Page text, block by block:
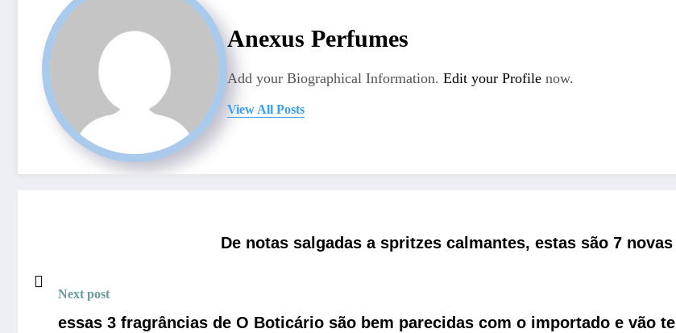
Anexus Perfumes
Add your Biographical Information. Edit your Profile now.
View All Posts
De notas salgadas a spritzes calmantes, estas são 7
Next post
essas 3 fragrâncias de O Boticário são bem parecidas com o importado e vão